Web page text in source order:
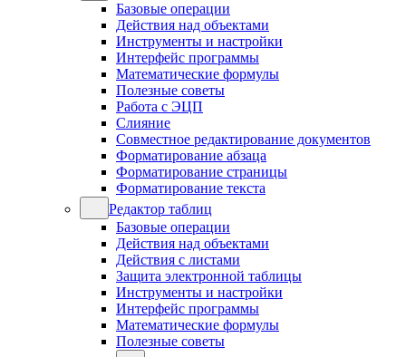
Базовые операции
Действия над объектами
Инструменты и настройки
Интерфейс программы
Математические формулы
Полезные советы
Работа с ЭЦП
Слияние
Совместное редактирование документов
Форматирование абзаца
Форматирование страницы
Форматирование текста
Редактор таблиц
Базовые операции
Действия над объектами
Действия с листами
Защита электронной таблицы
Инструменты и настройки
Интерфейс программы
Математические формулы
Полезные советы